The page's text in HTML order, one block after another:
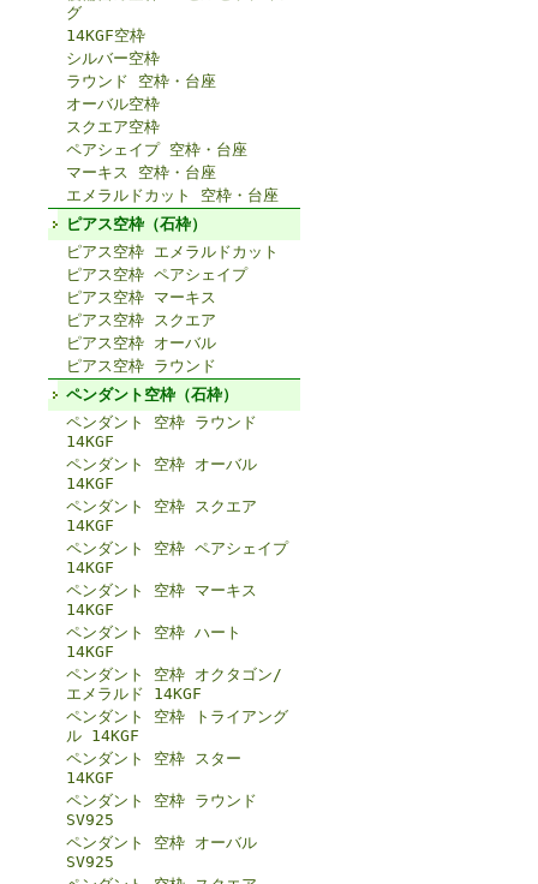
グ
14KGF空枠
シルバー空枠
ラウンド 空枠・台座
オーバル空枠
スクエア空枠
ペアシェイプ 空枠・台座
マーキス 空枠・台座
エメラルドカット 空枠・台座
ピアス空枠（石枠）
ピアス空枠 エメラルドカット
ピアス空枠 ペアシェイプ
ピアス空枠 マーキス
ピアス空枠 スクエア
ピアス空枠 オーバル
ピアス空枠 ラウンド
ペンダント空枠（石枠）
ペンダント 空枠 ラウンド
14KGF
ペンダント 空枠 オーバル
14KGF
ペンダント 空枠 スクエア
14KGF
ペンダント 空枠 ペアシェイプ
14KGF
ペンダント 空枠 マーキス
14KGF
ペンダント 空枠 ハート
14KGF
ペンダント 空枠 オクタゴン/
エメラルド 14KGF
ペンダント 空枠 トライアング
ル 14KGF
ペンダント 空枠 スター
14KGF
ペンダント 空枠 ラウンド
SV925
ペンダント 空枠 オーバル
SV925